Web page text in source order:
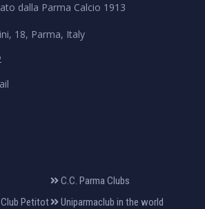
dalla Parma Calcio 1913
18, Parma, Italy
C.C. Parma Clubs
Petitot
Uniparmaclub in the world